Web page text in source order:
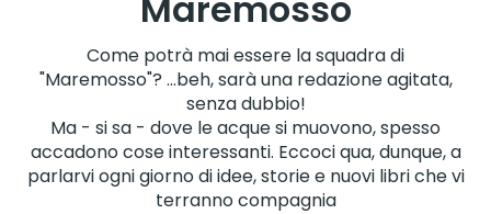
Come potrà mai essere la squadra di
"Maremosso"? ...beh, sarà una redazione agitata,
senza dubbio!
Ma - si sa - dove le acque si muovono, spesso
accadono cose interessanti. Eccoci qua, dunque, a
parlarvi ogni giorno di idee, storie e nuovi libri che vi
terranno compagnia